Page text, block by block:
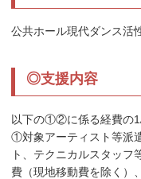
公共ホール現代ダンス活
◎支援内容
以下の①②に係る経費の1/
①対象アーティスト等派
ト、テクニカルスタッフ
費（現地移動費を除く）